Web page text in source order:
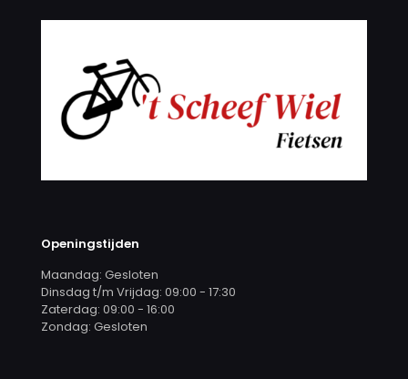
Openingstijden
Maandag: Gesloten
Dinsdag t/m Vrijdag: 09:00 - 17:30
Zaterdag: 09:00 - 16:00
Zondag: Gesloten